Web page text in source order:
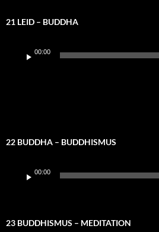
21 LEID – BUDDHA
Player
00:00
22 BUDDHA – BUDDHISMUS
Player
00:00
23 BUDDHISMUS – MEDITATION